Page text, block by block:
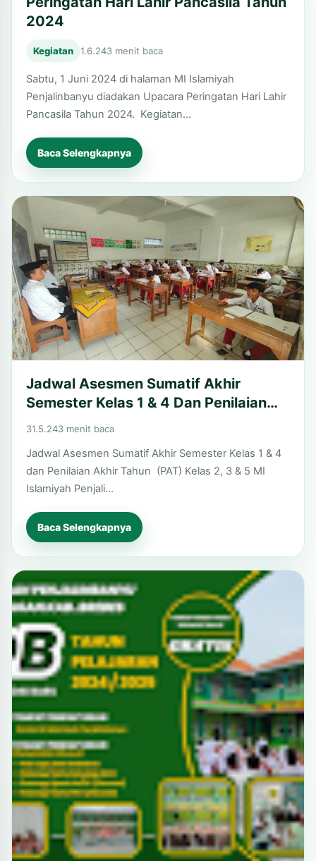
2024
Kegiatan 1.6.243 menit baca
Sabtu, 1 Juni 2024 di halaman MI Islamiyah
Penjalinbanyu diadakan Upacara Peringatan Hari Lahir
Pancasila Tahun 2024. Kegiatan…
Baca Selengkapnya
Jadwal Asesmen Sumatif Akhir
Semester Kelas 1 & 4 Dan Penilaian
Akhir Tahun (PAT) Kelas 2, 3 & 5 MI
Larangan Kab. Brebes
31.5.243 menit baca
Jadwal Asesmen Sumatif Akhir Semester Kelas 1 & 4
dan Penilaian Akhir Tahun (PAT) Kelas 2, 3 & 5 MI
Islamiyah Penjali…
Baca Selengkapnya